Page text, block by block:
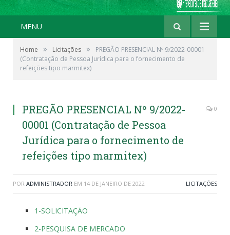
MENU
Home » Licitações »
PREGÃO PRESENCIAL Nº 9/2022-00001
(Contratação de Pessoa Jurídica para o fornecimento de
refeições tipo marmitex)
PREGÃO PRESENCIAL Nº 9/2022-
00001 (Contratação de Pessoa
Jurídica para o fornecimento de
refeições tipo marmitex)
0
POR ADMINISTRADOR EM 14 DE JANEIRO DE 2022 LICITAÇÕES
1-SOLICITAÇÃO
2-PESQUISA DE MERCADO